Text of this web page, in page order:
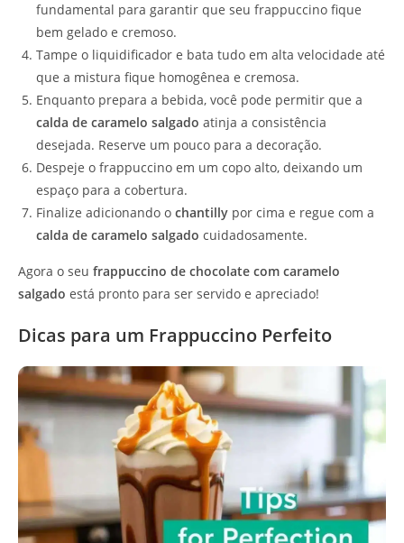
fundamental para garantir que seu frappuccino fique
bem gelado e cremoso.
Tampe o liquidificador e bata tudo em alta velocidade até
que a mistura fique homogênea e cremosa.
Enquanto prepara a bebida, você pode permitir que a
calda de caramelo salgado atinja a consistência
desejada. Reserve um pouco para a decoração.
Despeje o frappuccino em um copo alto, deixando um
espaço para a cobertura.
Finalize adicionando o chantilly por cima e regue com a
calda de caramelo salgado cuidadosamente.
Agora o seu frappuccino de chocolate com caramelo
salgado está pronto para ser servido e apreciado!
Dicas para um Frappuccino Perfeito